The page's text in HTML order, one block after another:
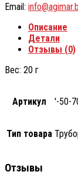
Email:
Описание
Детали
Отзывы (0)
Вес: 20 г
Артикул '-50-
Тип товара
Отзывы